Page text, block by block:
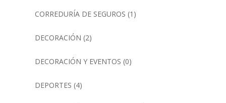
CORREDURÍA DE SEGUROS (1)
DECORACIÓN (2)
DECORACIÓN Y EVENTOS (0)
DEPORTES (4)